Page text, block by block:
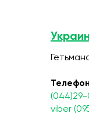
(044)29-
viber